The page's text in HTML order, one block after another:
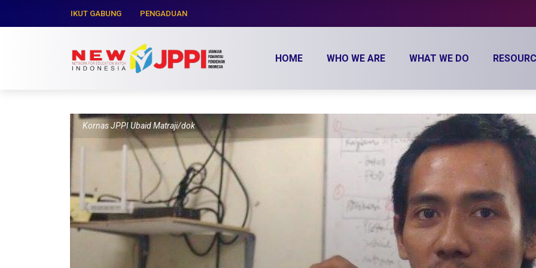
IKUT GABUNG PENGADUAN
HOME WHO WE ARE WHAT WE DO
Kornas JPPI Ubaid Matraji/dok